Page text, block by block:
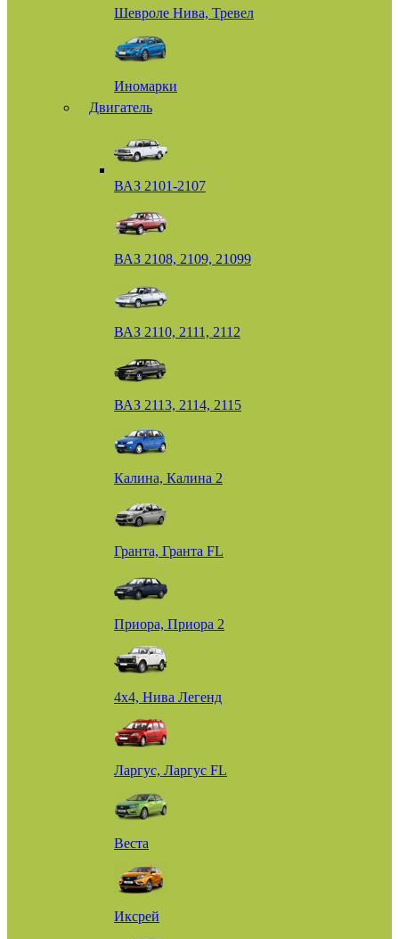
Шевроле Нива, Тревел
Иномарки
Двигатель
ВАЗ 2101-2107
ВАЗ 2108, 2109, 21099
ВАЗ 2110, 2111, 2112
ВАЗ 2113, 2114, 2115
Калина, Калина 2
Гранта, Гранта FL
Приора, Приора 2
4х4, Нива Легенд
Ларгус, Ларгус FL
Веста
Иксрей